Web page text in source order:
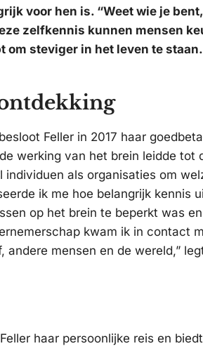
voor hen is. “Weet wie je
zelfkennis kunnen mensen
steviger in het leven te staan.
Feller in 2017 haar
werking van het brein leidde tot
als organisaties om
ik me hoe belangrijk kennis
op het brein te beperkt was
kwam ik in contact
mensen en de wereld,”
haar persoonlijke reis en